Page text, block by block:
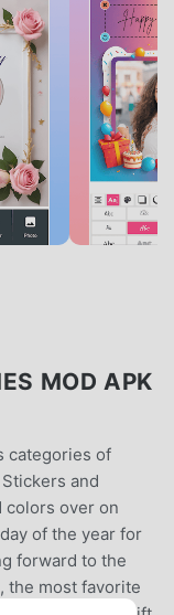
MOD APK
categories of
and
colors over on
of the year for
forward to the
the most favorite